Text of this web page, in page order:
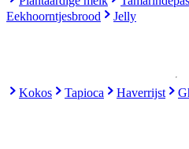
Eekhoorntjesbrood
Jelly
Kokos Tapioca Haverrijst